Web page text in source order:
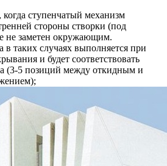
ступенчатый механизм
стороны створки (под
не заметен окружающим.
в таких случаях выполняется при
и будет соответствовать
(3-5 позиций между откидным и